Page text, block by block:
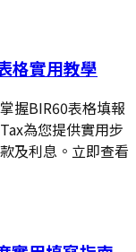
格實用教學
握BIR60表格填報
為您提供實用步
及利息。立即查看